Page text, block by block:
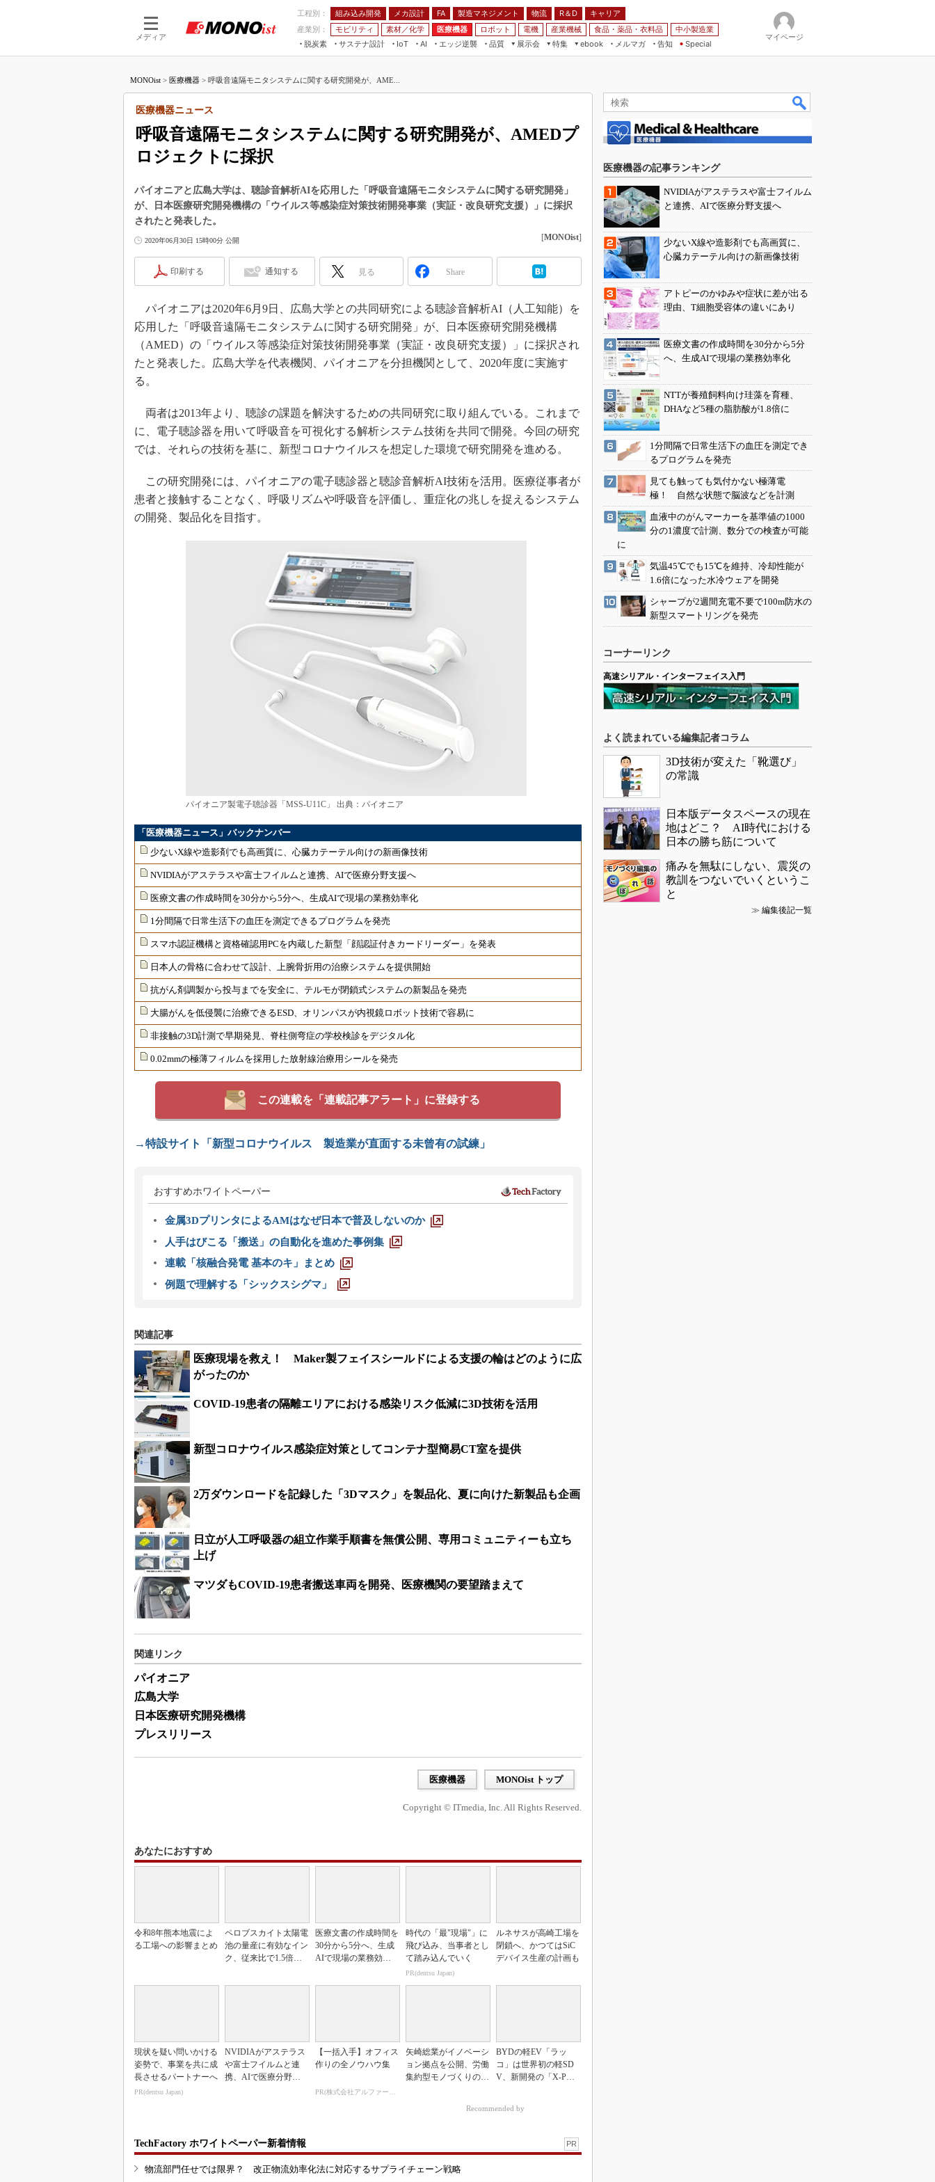
メディア
工程別： 組み込み開発 メカ設計 FA 製造マネジメント 物流 R＆D
キャリア
産業別：
モビリティ 素材／化学 医療機器 ロボット 電機 産業機械 食品・薬品・衣料品
中小製造業
脱炭素
サステナ設計
IoT
つながる工場
AI
AI×設備保全
エッジ逆襲 品質
展示会
JIMTOF
IIFES
TECHNO-FRONTIER
EdgeTech+
日本ものづくりワールド
AUTOMOTIVE WORLD
産業オープンネット展
特集
VR／AR
フィールドサービス
組み込み画像技術
組み込みモデリング
ISO26262
3Dプリンタ
デジタルツインとCAE
S＆OP
製造業ビッグデータ
メイドインジャパン
知財マネジメント
ebook
FA
モビリティ
メルマガ
告知 Special
マイページ
MONOist > 医療機器 > 呼吸音遠隔モニタシステムに関する研究開発が、AME...
呼吸音遠隔モニタシステムに関する研究開発が、AMEDプ
ロジェクトに採択
医療機器ニュース
パイオニアと広島大学は、聴診音解析AIを応用した「呼吸音遠隔モニタシステムに関する研究開発」
が、日本医療研究開発機構の「ウイルス等感染症対策技術開発事業（実証・改良研究支援）」に採択
されたと発表した。
2020年06月30日 15時00分 公開 [MONOist]
印刷する 通知する 見る Share
パイオニアは2020年6月9日、広島大学との共同研究による聴診音解析AI（人工知能）を
応用した「呼吸音遠隔モニタシステムに関する研究開発」が、日本医療研究開発機構
（AMED）の「ウイルス等感染症対策技術開発事業（実証・改良研究支援）」に採択され
たと発表した。広島大学を代表機関、パイオニアを分担機関として、2020年度に実施す
る。
両者は2013年より、聴診の課題を解決するための共同研究に取り組んでいる。これまで
に、電子聴診器を用いて呼吸音を可視化する解析システム技術を共同で開発。今回の研究
では、それらの技術を基に、新型コロナウイルスを想定した環境で研究開発を進める。
この研究開発には、パイオニアの電子聴診器と聴診音解析AI技術を活用。医療従事者が
患者と接触することなく、呼吸リズムや呼吸音を評価し、重症化の兆しを捉えるシステム
の開発、製品化を目指す。
パイオニア製電子聴診器「MSS-U11C」 出典：パイオニア
「医療機器ニュース」バックナンバー
少ないX線や造影剤でも高画質に、心臓カテーテル向けの新画像技術
NVIDIAがアステラスや富士フイルムと連携、AIで医療分野支援へ
医療文書の作成時間を30分から5分へ、生成AIで現場の業務効率化
1分間隔で日常生活下の血圧を測定できるプログラムを発売
スマホ認証機構と資格確認用PCを内蔵した新型「顔認証付きカードリーダー」を発表
日本人の骨格に合わせて設計、上腕骨折用の治療システムを提供開始
抗がん剤調製から投与までを安全に、テルモが閉鎖式システムの新製品を発売
大腸がんを低侵襲に治療できるESD、オリンパスが内視鏡ロボット技術で容易に
非接触の3D計測で早期発見、脊柱側弯症の学校検診をデジタル化
0.02mmの極薄フィルムを採用した放射線治療用シールを発売
この連載を「連載記事アラート」に登録する
→特設サイト「新型コロナウイルス 製造業が直面する未曾有の試練」
おすすめホワイトペーパー
金属3DプリンタによるAMはなぜ日本で普及しないのか
人手はびこる「搬送」の自動化を進めた事例集
連載「核融合発電 基本のキ」まとめ
例題で理解する「シックスシグマ」
関連記事
医療現場を救え！ Maker製フェイスシールドによる支援の輪はどのように広
がったのか
COVID-19患者の隔離エリアにおける感染リスク低減に3D技術を活用
新型コロナウイルス感染症対策としてコンテナ型簡易CT室を提供
2万ダウンロードを記録した「3Dマスク」を製品化、夏に向けた新製品も企画
日立が人工呼吸器の組立作業手順書を無償公開、専用コミュニティーも立ち
上げ
マツダもCOVID-19患者搬送車両を開発、医療機関の要望踏まえて
関連リンク
パイオニア
広島大学
日本医療研究開発機構
プレスリリース
医療機器 MONOist トップ
Copyright © ITmedia, Inc. All Rights Reserved.
あなたにおすすめ
令和8年熊本地震によ
る工場への影響まとめ
ペロブスカイト太陽電
池の量産に有効なイン
ク、従来比で1.5倍の
医療文書の作成時間を
30分から5分へ、生成
AIで現場の業務効率
時代の「最"現場"」に
飛び込み、当事者とし
て踏み込んでいく
PR(dentsu Japan)
ルネサスが高崎工場を
閉鎖へ、かつてはSiC
デバイス生産の計画も
現状を疑い問いかける
姿勢で、事業を共に成
長させるパートナーへ
PR(dentsu Japan)
NVIDIAがアステラス
や富士フイルムと連
携、AIで医療分野支
【一括入手】オフィス
作りの全ノウハウ集
PR(株式会社アルファーテクノ)
矢崎総業がイノベーシ
ョン拠点を公開、労働
集約型モノづくりのス
BYDの軽EV「ラッ
コ」は世界初の軽SD
V、新開発の「X-PAC
Recommended by
TechFactory ホワイトペーパー新着情報 PR
物流部門任せでは限界？ 改正物流効率化法に対応するサプライチェーン戦略
医療機器の記事ランキング
NVIDIAがアステラスや富士フイルム
と連携、AIで医療分野支援へ
少ないX線や造影剤でも高画質に、
心臓カテーテル向けの新画像技術
アトピーのかゆみや症状に差が出る
理由、T細胞受容体の違いにあり
医療文書の作成時間を30分から5分
へ、生成AIで現場の業務効率化
NTTが養殖飼料向け珪藻を育種、
DHAなど5種の脂肪酸が1.8倍に
1分間隔で日常生活下の血圧を測定でき
るプログラムを発売
見ても触っても気付かない極薄電
極！ 自然な状態で脳波などを計測
血液中のがんマーカーを基準値の1000
分の1濃度で計測、数分での検査が可能
に
気温45℃でも15℃を維持、冷却性能が
1.6倍になった水冷ウェアを開発
シャープが2週間充電不要で100m防水の
新型スマートリングを発売
コーナーリンク
高速シリアル・インターフェイス入門
よく読まれている編集記者コラム
3D技術が変えた「靴選び」
の常識
日本版データスペースの現在
地はどこ？ AI時代における
日本の勝ち筋について
痛みを無駄にしない、震災の
教訓をつないでいくというこ
と
≫ 編集後記一覧